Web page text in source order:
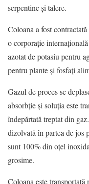
serpentine și talere.
Coloana a fost
o corporație
azotat de potasiu pentru
pentru plante și fosfați
Gazul de proces se
absorbție și soluția este
îndepărtată treptat din
dizolvată în partea de jos
sunt 100% din oțel
grosime.
Coloana este